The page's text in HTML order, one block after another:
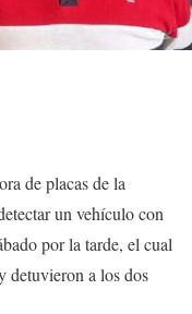
de placas de la
un vehículo con
por la tarde, el cual
detuvieron a los dos